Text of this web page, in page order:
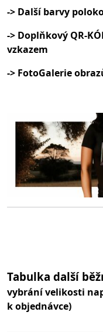
-> Další barvy
-> Doplňkový QR-
vzkazem
-> FotoGalerie
Tabulka další
vybrání velikosti
k objednávce)